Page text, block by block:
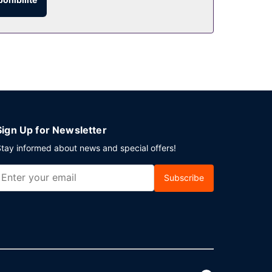
de 06 h 00 à 09 h 00.
Up for Newsletter
informed about news and special offers!
Subscribe